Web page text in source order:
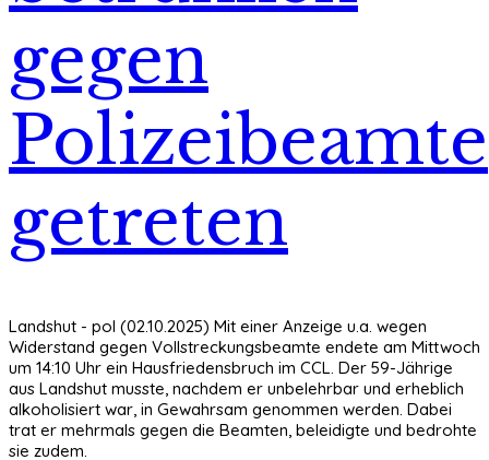
gegen
Polizeibeamte
getreten
Landshut - pol (02.10.2025) Mit einer Anzeige u.a. wegen
Widerstand gegen Vollstreckungsbeamte endete am Mittwoch
um 14:10 Uhr ein Hausfriedensbruch im CCL. Der 59-Jährige
aus Landshut musste, nachdem er unbelehrbar und erheblich
alkoholisiert war, in Gewahrsam genommen werden. Dabei
trat er mehrmals gegen die Beamten, beleidigte und bedrohte
sie zudem.